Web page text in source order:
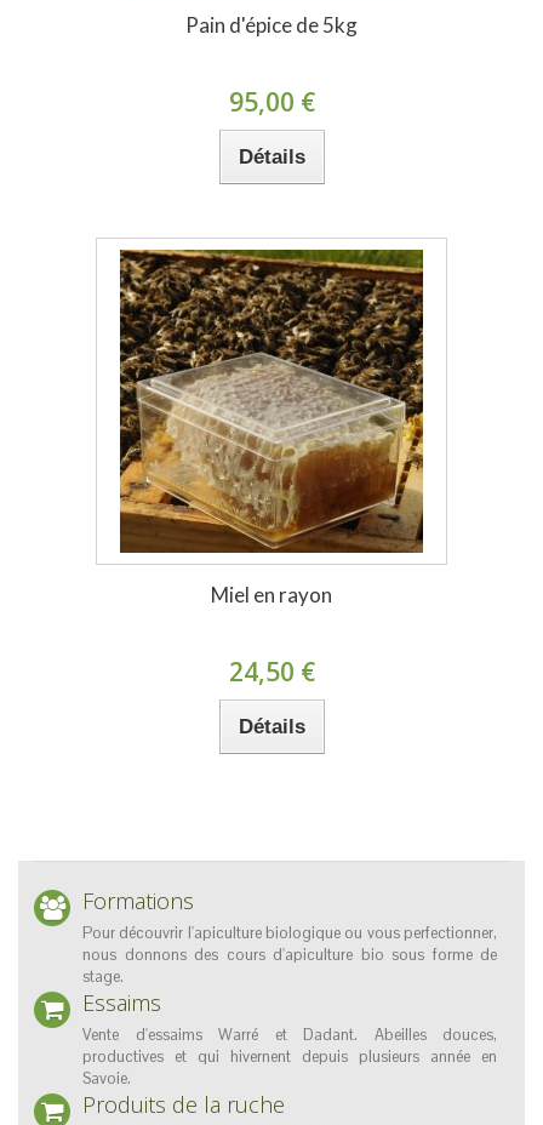
Pain d'épice de 5kg
95,00 €
Détails
Miel en rayon
24,50 €
Détails
Formations
Pour découvrir l'apiculture biologique ou vous perfectionner,
nous donnons des cours d'apiculture bio sous forme de
stage.
Essaims
Vente d'essaims Warré et Dadant. Abeilles douces,
productives et qui hivernent depuis plusieurs année en
Savoie.
Produits de la ruche